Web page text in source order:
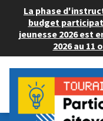
La phase
budget
jeunesse 2026 est
2026 au 11